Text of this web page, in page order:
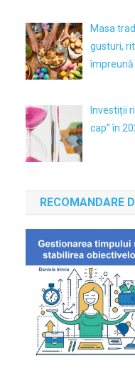
Masa
gusturi,
împreună
Investiții
cap” în
RECOMANDARE